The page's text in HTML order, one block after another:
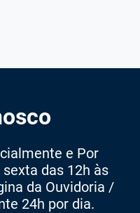
e Por
das 12h às
da Ouvidoria /
24h por dia.